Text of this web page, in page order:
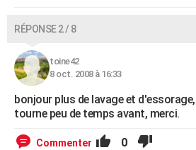
RÉPONSE 2 / 8
toine42
8 oct. 2008 à 16:33
bonjour plus de lavage et
tourne peu de temps avant, merci.
Commenter 0